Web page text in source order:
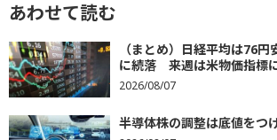
あわせて読む
（まとめ）日経平均は76
に続落 来週は米物価指標
2026/08/07
半導体株の調整は底値をつ